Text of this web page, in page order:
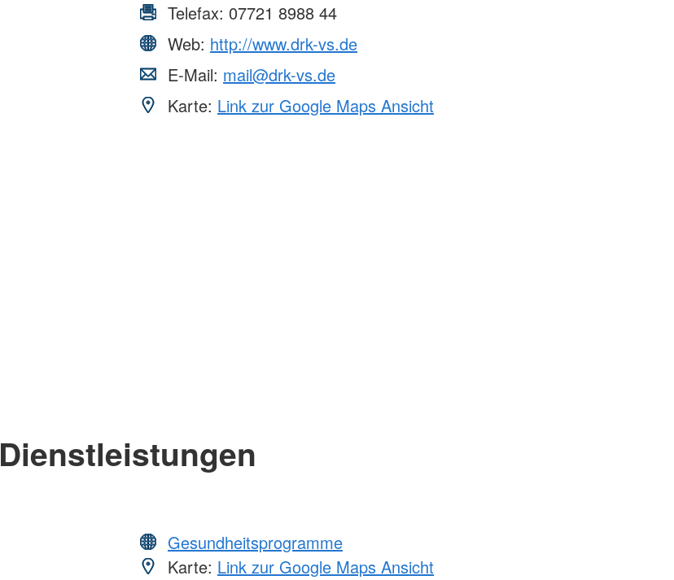
Telefax: 07721 8988 44
Web: http://www.drk-vs.de
E-Mail: mail@drk-vs.de
Karte: Link zur Google Maps Ansicht
Dienstleistungen
Gesundheitsprogramme
Karte: Link zur Google Maps Ansicht